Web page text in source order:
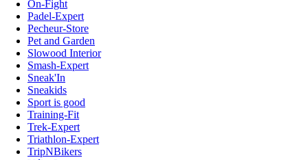
On-Fight
Padel-Expert
Pecheur-Store
Pet and Garden
Slowood Interior
Smash-Expert
Sneak'In
Sneakids
Sport is good
Training-Fit
Trek-Expert
Triathlon-Expert
TripNBikers